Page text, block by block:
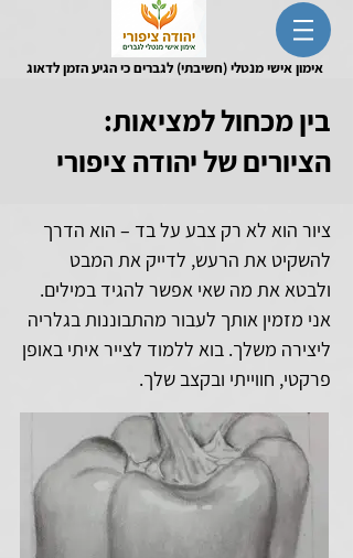
אימון אישי מנטלי (חשיבתי) לגברים כי הגיע הזמן לדאוג
בין מכחול למציאות:
הציורים של יהודה ציפורי
ציור הוא לא רק צבע על בד – הוא הדרך
להשקיט את הרעש, לדייק את המבט
ולבטא את מה שאי אפשר להגיד במילים.
אני מזמין אותך לעבור מהתבוננות בגלריה
ליצירה משלך. בוא ללמוד לצייר איתי באופן
פרקטי, חווייתי ובקצב שלך.